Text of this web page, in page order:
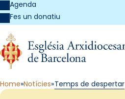
Agenda
Fes un donatiu
Home Notícies Temps de despertar